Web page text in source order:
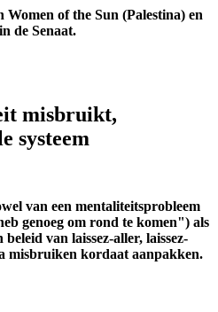
of the Sun (Palestina) en
de Senaat.
misbruikt,
systeem
van een mentaliteitsprobleem
genoeg om rond te komen") als
van laissez-aller, laissez-
misbruiken kordaat aanpakken.